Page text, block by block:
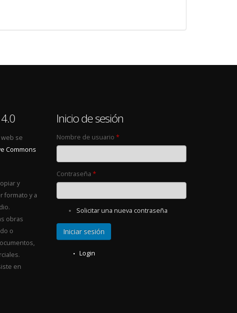
se
Commons
y
formato y a
obras
o
en
Inicio de sesión
Nombre de usuario *
Contraseña *
Solicitar una nueva contraseña
Login